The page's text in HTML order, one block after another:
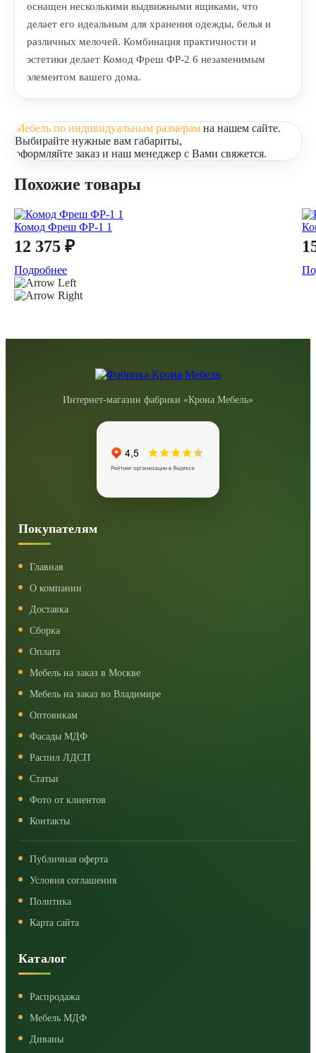
оснащен несколькими выдвижными ящиками, что
делает его идеальным для хранения одежды, белья и
различных мелочей. Комбинация практичности и
эстетики делает Комод Фреш ФР-2 6 незаменимым
элементом вашего дома.
Мебель по индивидуальным размерам на нашем сайте.
Выбирайте нужные вам габариты,
оформляйте заказ и наш менеджер с Вами свяжется.
Похожие товары
Комод Фреш ФР-1 1
12 375 ₽
Подробнее
Интернет-магазин фабрики «Крона Мебель»
Покупателям
Главная
О компании
Доставка
Сборка
Оплата
Мебель на заказ в Москве
Мебель на заказ во Владимире
Оптовикам
Фасады МДФ
Распил ЛДСП
Статьи
Фото от клиентов
Контакты
Публичная оферта
Условия соглашения
Политика
Карта сайта
Каталог
Распродажа
Мебель МДФ
Диваны